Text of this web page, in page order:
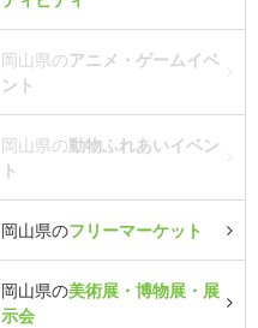
岡山県のアニメ・ゲームイベ
ント
岡山県の動物ふれあいイベン
ト
岡山県のフリーマーケット
岡山県の美術展・博物展・展
示会